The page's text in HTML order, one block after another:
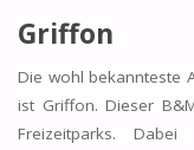
Griffon
Die wohl bekannteste
ist Griffon. Dieser
Freizeitparks.